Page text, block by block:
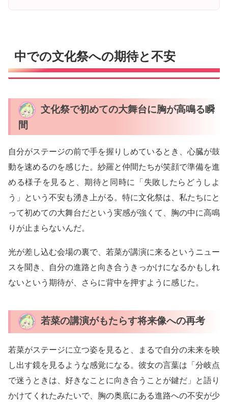
中での文化祭への期待と不安
文化祭で初めての大舞台に胸が高鳴る瞬
間
自分がステージの前で手を握りしめているとき、心臓が鼓
動を速めるのを感じた。紗羅と仲間たちが笑顔で準備を進
める様子を見ると、期待と同時に「失敗したらどうしよ
う」という不安も湧き上がる。特に文化祭は、私たちにと
って初めての大舞台だという実感が強くて、胸の中に高鳴
りが止まらないんだ。
光が差し込む会場の裏で、若菜が講演に来るというニュー
スを聞き、自分の進路と向き合うきっかけになるかもしれ
ないという期待が、さらに背中を押すように感じた。
若菜の講演がもたらす将来像への再考
若菜がステージに立つ姿を見ると、まるで自分の未来を映
し出す鏡を見るような感覚になる。彼女の言葉は「分岐点
で迷うときは、好きなことに向き合うことが鍵だ」と語り
かけてくれたみたいで、胸の奥底にある進路への不安が少